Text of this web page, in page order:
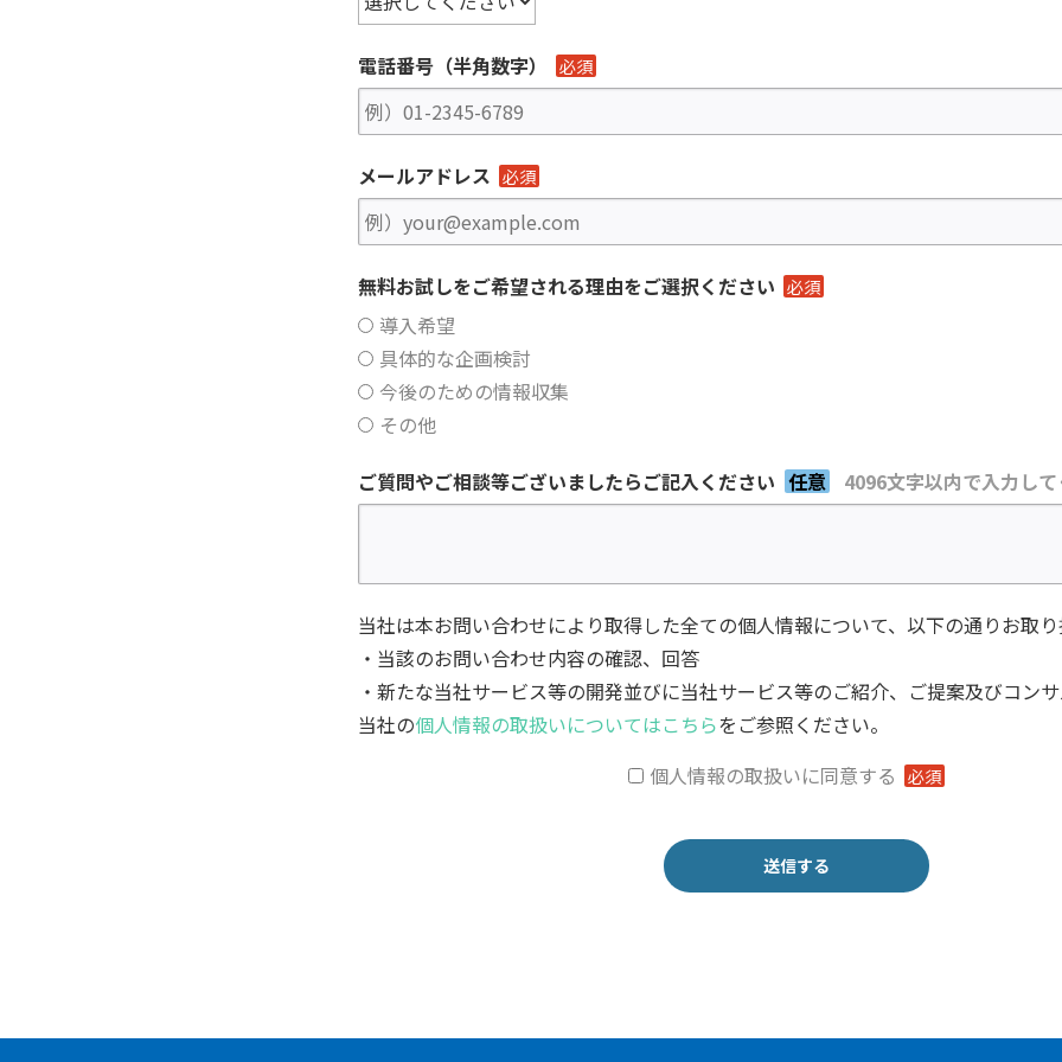
電話番号（半角数字） 必須
メールアドレス 必須
無料お試しをご希望される理由をご選択ください 必須
導入希望
具体的な企画検討
今後のための情報収集
その他
ご質問やご相談等ございましたらご記入ください 任意 4096文字以内で入力し
当社は本お問い合わせにより取得した全ての個人情報について、以下の通りお取り
・当該のお問い合わせ内容の確認、回答
・新たな当社サービス等の開発並びに当社サービス等のご紹介、ご提案及びコン
当社の個人情報の取扱いについてはこちらをご参照ください。
個人情報の取扱いに同意する 必須